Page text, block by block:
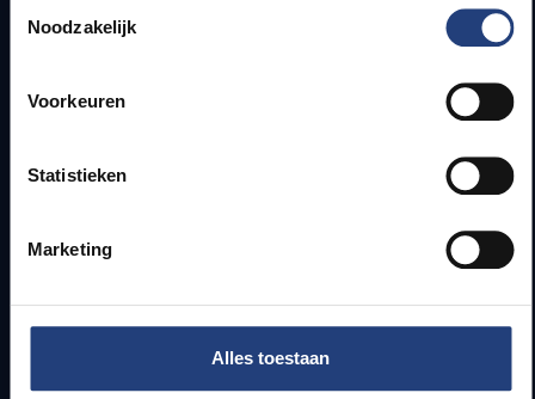
Noodzakelijk
Voorkeuren
Statistieken
Marketing
Alles toestaan
Webmail
Lesroosters
Campusfaciliteiten
Info voor
Pers